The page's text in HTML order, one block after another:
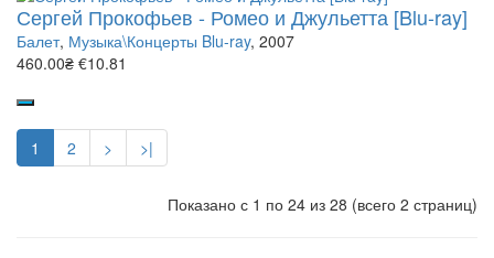
Сергей Прокофьев - Ромео и Джульетта [Blu-ray]
Балет, Музыка\Концерты Blu-ray, 2007
460.00₴ €10.81
1 2 > >|
Показано с 1 по 24 из 28 (всего 2 страниц)